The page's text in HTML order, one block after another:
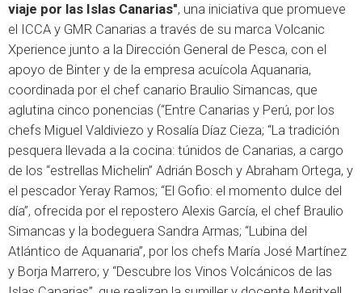
viaje por las Islas Canarias", una iniciativa que promueve
el ICCA y GMR Canarias a través de su marca Volcanic
Xperience junto a la Dirección General de Pesca, con el
apoyo de Binter y de la empresa acuícola Aquanaria,
coordinada por el chef canario Braulio Simancas, que
aglutina cinco ponencias (“Entre Canarias y Perú, por los
chefs Miguel Valdiviezo y Rosalía Díaz Cieza; “La tradición
pesquera llevada a la cocina: túnidos de Canarias, a cargo
de los “estrellas Michelin” Adrián Bosch y Abraham Ortega, y
el pescador Yeray Ramos; “El Gofio: el momento dulce del
día”, ofrecida por el repostero Alexis García, el chef Braulio
Simancas y la bodeguera Sandra Armas; “Lubina del
Atlántico de Aquanaria”, por los chefs María José Martínez
y Borja Marrero; y “Descubre los Vinos Volcánicos de las